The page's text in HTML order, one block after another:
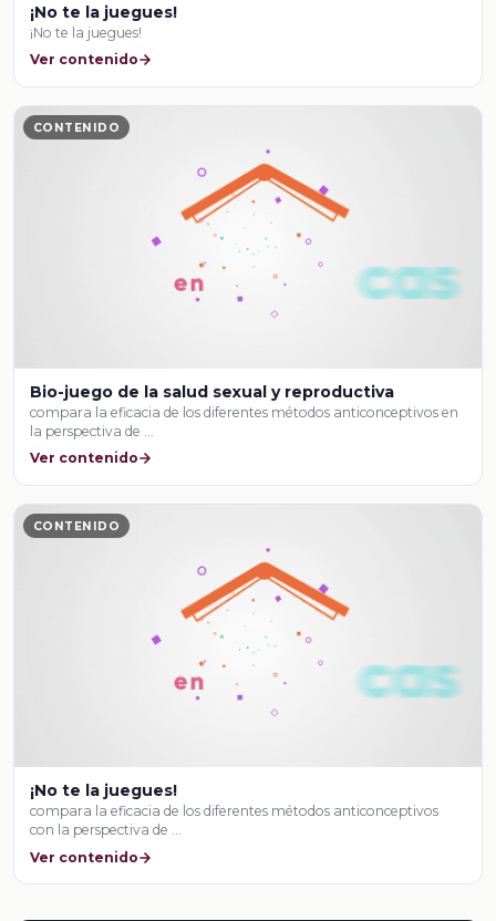
¡No te la juegues!
¡No te la juegues!
Ver contenido
CONTENIDO
Bio-juego de la salud sexual y reproductiva
compara la eficacia de los diferentes métodos anticonceptivos en
la perspectiva de …
Ver contenido
CONTENIDO
¡No te la juegues!
compara la eficacia de los diferentes métodos anticonceptivos
con la perspectiva de …
Ver contenido